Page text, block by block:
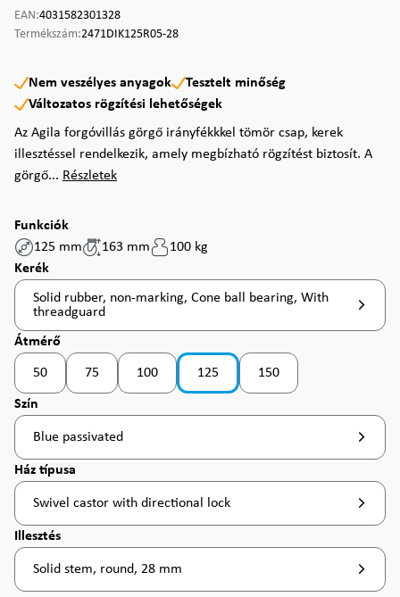
EAN:4031582301328
Termékszám:2471DIK125R05-28
Nem veszélyes anyagok
Tesztelt minőség
Változatos rögzítési lehetőségek
Az Agila forgóvillás görgő irányfékkkel tömör csap, kerek
illesztéssel rendelkezik, amely megbízható rögzítést biztosít. A
görgő... Részletek
Funkciók
125 mm
163 mm
100 kg
Válasszon
Kerék
Solid rubber, non-marking, Cone ball bearing, With
threadguard
Válasszon
Átmérő
50
(Ez az opció jelenleg nem érhető el. )
75
(Ez az opció jelenleg nem érhető el. )
100 125 150
Válasszon
Szín
Blue passivated
Válasszon
Ház típusa
Swivel castor with directional lock
Válasszon
Illesztés
Solid stem, round, 28 mm